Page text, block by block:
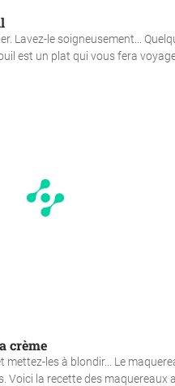
Lavez-le soigneusement...
est un plat qui vous fera voyager
crème
mettez-les à blondir... Le
la recette des maquereaux